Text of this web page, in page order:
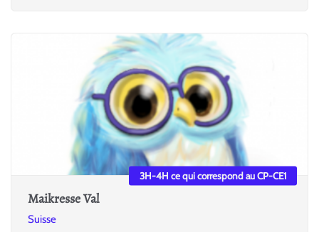
Maikresse Val
Suisse
3H-4H ce qui correspond au CP-CE1